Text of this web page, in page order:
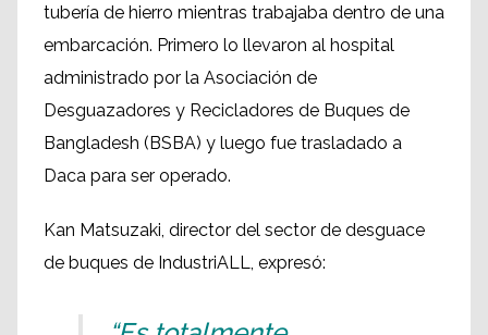
tubería de hierro mientras trabajaba dentro de una
embarcación. Primero lo llevaron al hospital
administrado por la Asociación de
Desguazadores y Recicladores de Buques de
Bangladesh (BSBA) y luego fue trasladado a
Daca para ser operado.
Kan Matsuzaki, director del sector de desguace
de buques de IndustriALL, expresó: